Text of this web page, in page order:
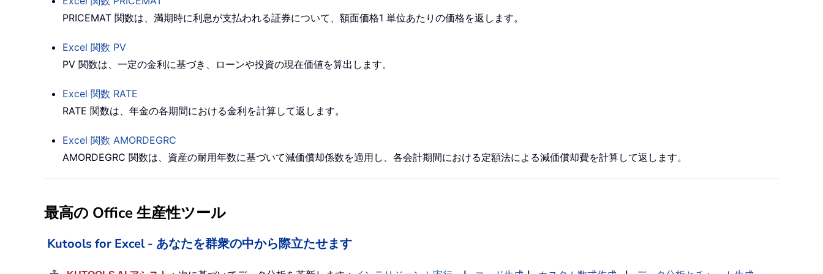
PRICEMAT 関数は、満期時に利息が支払われる証券について、額面価格1 単位あたりの価格を返します。
Excel 関数 PV
PV 関数は、一定の金利に基づき、ローンや投資の現在価値を算出します。
Excel 関数 RATE
RATE 関数は、年金の各期間における金利を計算して返します。
Excel 関数 AMORDEGRC
AMORDEGRC 関数は、資産の耐用年数に基づいて減価償却係数を適用し、各会計期間における定額法による減価償却費を計算して返します。
最高の Office 生産性ツール
Kutools for Excel - あなたを群衆の中から際立たせます